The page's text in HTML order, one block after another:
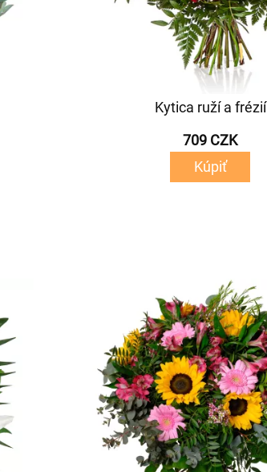
Kytica ruží a frézií
709 CZK
Kúpiť